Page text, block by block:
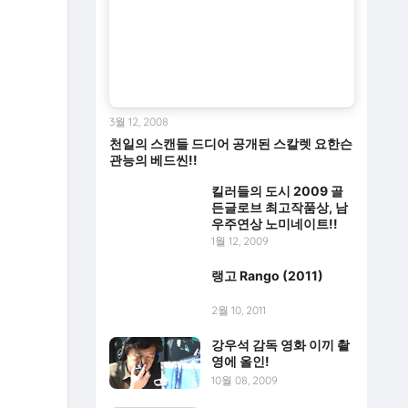
천일의 스캔들 드디어 공개된 스칼렛 요한슨
관능의 베드씬!!
3월 12, 2008
킬러들의 도시 2009 골
든글로브 최고작품상, 남
우주연상 노미네이트!!
1월 12, 2009
랭고 Rango (2011)
2월 10, 2011
강우석 감독 영화 이끼 촬
영에 올인!
10월 08, 2009